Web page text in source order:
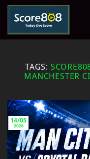
Skip
content
TAGS:
MANCHESTER
14/05
2026